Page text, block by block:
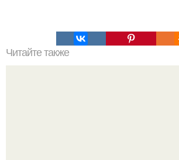
Читайте также